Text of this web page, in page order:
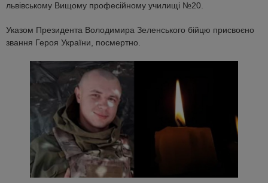
львівському Вищому професійному училищі №20.
Указом Президента Володимира Зеленського бійцю присвоєно
звання Героя України, посмертно.